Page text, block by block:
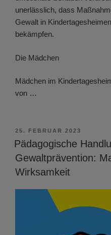
unerlässlich, dass
Gewalt in
bekämpfen.
Die Mädchen
Mädchen im
von …
VERÖFFENTLICHT
AM
25. FEBRUAR 2023
Pädagogische
Gewaltprävention:
Wirksamkeit